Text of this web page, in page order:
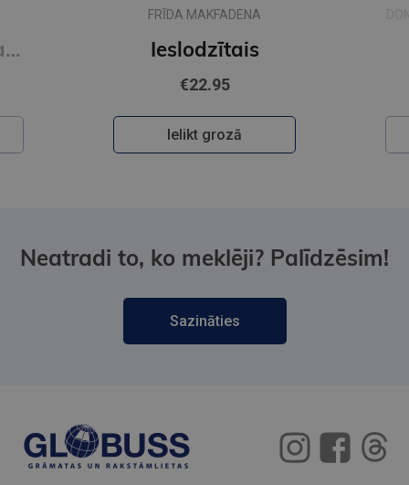
Zīda neceļi. Vakara romāns
FRĪDA MAKFADENA
Ieslodzītais
€22.95
Ielikt grozā
Neatradi to, ko meklēji? Palīdzēsim!
Sazināties